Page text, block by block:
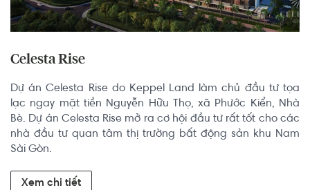
Celesta Rise
Dự án Celesta Rise do Keppel Land làm chủ đầu tư tọa
lạc ngay mặt tiền Nguyễn Hữu Thọ, xã Phước Kiển, Nhà
Bè. Dự án Celesta Rise mở ra cơ hội đầu tư rất tốt cho các
nhà đầu tư quan tâm thị trường bất động sản khu Nam
Sài Gòn.
Xem chi tiết